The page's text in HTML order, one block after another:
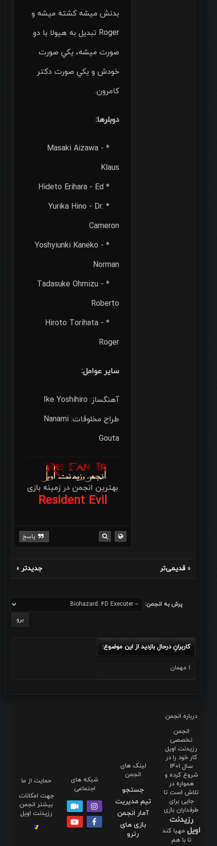
بدنش ميشه كشته ميشه و
Roger تبديل به هيولا با دو
صورت ميشه، يكي صورت
خودش و يكي صورت دكتر
كامرون.
دوبلرها:
* Masaki Aizawa -
Klaus
* Hideto Erihara - Ed
* Yurika Hino - Dr.
Cameron
* Yoshyiunki Kaneko -
Norman
* Tadasuke Ohmizu -
Roberto
* Hiroto Torihata -
Roger
ساير عوامل:
آهنگساز: Ike Yoshihiro
طراح مخلوقات: Nanami
Gouta
بهترین انجمن در زمینه بازی
Resident Evil
پاسخ
«قدیمی‌تر جدیدتر »
پرش به انجمن:
کاربرانِ درحال بازدید از این موضوع:
1 مهمان
درباره انجمن
انجمن
تخصصی
رزیدنت اویل
کار خود را در
سال 1401
شروع کرده و
همواره در
تلاش است تا
جایی برای
طرفداران بازی
رزیدنت
اویل مهیا کند
تا با هم
لینک های
انجمن
جستجو
تیم مدیریت
آمار انجمن
بازی های
رترو
شبکه های
اجتماعی
حمایت از ما
جهت امکانات
بیشتر انجمن
رزیدنت اویل